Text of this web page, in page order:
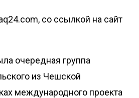
со ссылкой на сайт
очередная группа
из Чешской
международного проекта